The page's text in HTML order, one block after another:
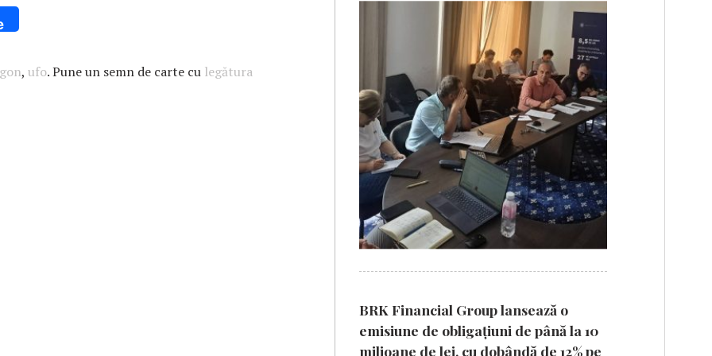
, ufo. Pune un semn de carte cu legătura
BRK Financial Group lansează o
emisiune de obligațiuni de până la 10
milioane de lei, cu dobândă de 12% pe